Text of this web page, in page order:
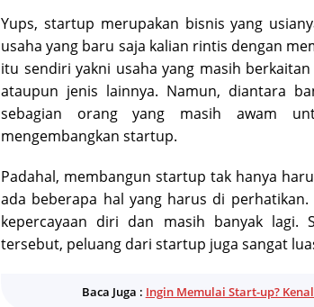
Yups, startup merupakan bisnis yang
usaha yang baru saja kalian rintis dengan
itu sendiri yakni usaha yang masih
ataupun jenis lainnya. Namun, diantara
sebagian orang yang masih awam
mengembangkan startup.
Padahal, membangun startup tak hanya
ada beberapa hal yang harus di
kepercayaan diri dan masih banyak lagi.
tersebut, peluang dari startup juga sangat
Baca Juga : Ingin Memulai Start-up?